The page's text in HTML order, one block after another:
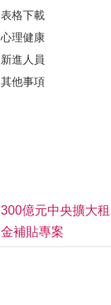
表格下載
心理健康
新進人員
其他事項
300億元中央擴大租
金補貼專案